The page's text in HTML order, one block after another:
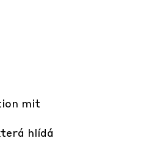
mit
hlídá